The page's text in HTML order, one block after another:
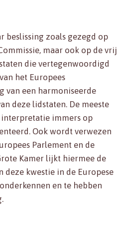
beslissing zoals gezegd op
maar ook op de vrij
die vertegenwoordigd
het Europees
van een harmoniseerde
deze lidstaten. De meeste
immers op
Ook wordt verwezen
Parlement en de
Kamer lijkt hiermee de
kwestie in de Europese
en te hebben